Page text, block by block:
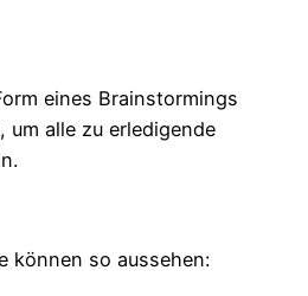
eines Brainstormings
um alle zu erledigende
können so aussehen: